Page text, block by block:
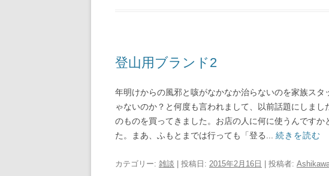
登山用ブランド2
年明けからの風邪と咳がなかなか治らないのを家族ス
ゃないのか？と何度も言われまして、以前話題にしま
のものを買ってきました。お店の人に何に使うんです
た。まあ、ふもとまでは行っても「登る... 続きを読む
カテゴリー: 雑談 | 投稿日: 2015年2月16日 投稿者: